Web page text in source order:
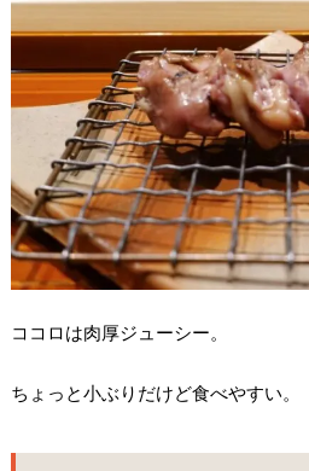
ココロは肉厚ジューシー。
ちょっと小ぶりだけど食べやすい。